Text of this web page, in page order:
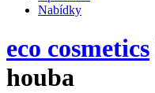
Nabídky
eco cosmetics
houba